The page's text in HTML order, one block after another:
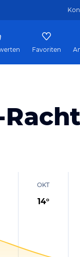
Favoriten
OKT
14°